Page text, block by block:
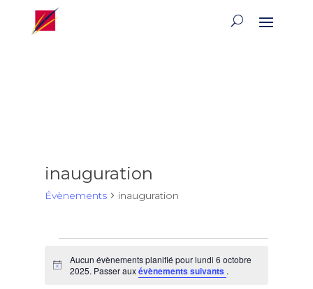
inauguration
Évènements inauguration
for
Notice
Aucun évènements planifié pour lundi 6 octobre
2025. Passer auxévènements suivants .